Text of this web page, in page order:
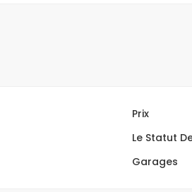
Prix
Le Statut
Garages